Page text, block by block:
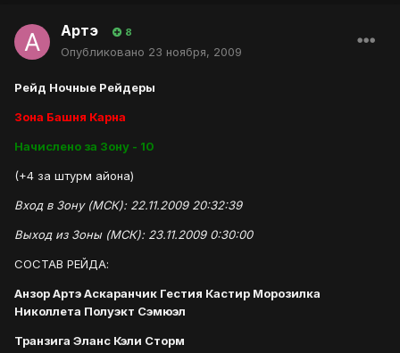
Артэ 8
Опубликовано 23 ноября, 2009
Рейд Ночные Рейдеры
Зона Башня Карна
Начислено за Зону - 10
(+4 за штурм айона)
Вход в Зону (МСК): 22.11.2009 20:32:39
Выход из Зоны (МСК): 23.11.2009 0:30:00
СОСТАВ РЕЙДА:
Анзор Артэ Аскаранчик Гестия Кастир Морозилка
Николлета Полуэкт Сэмюэл
Транзига Эланс Кэли Сторм